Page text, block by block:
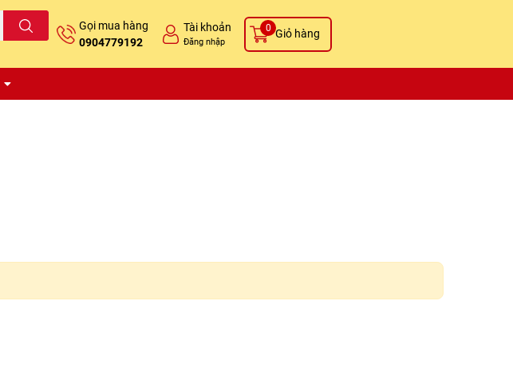
Gọi mua hàng
0904779192
Tài khoản
Đăng nhập
Giỏ hàng
0